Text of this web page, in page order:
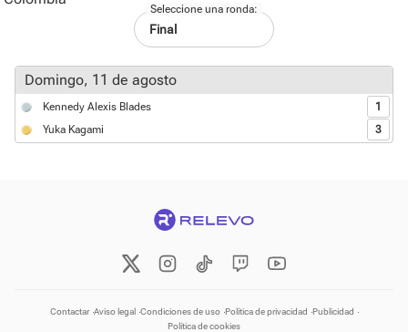
Seleccione una ronda:
domingo, 11 de agosto
Kennedy Alexis Blades
1
Yuka Kagami
3
Contactar Aviso legal Condiciones de uso Política de privacidad Publicidad
Política de cookies